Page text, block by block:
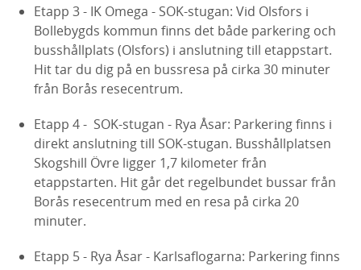
Etapp 3 - IK Omega - SOK-stugan: Vid Olsfors i
Bollebygds kommun finns det både parkering och
busshållplats (Olsfors) i anslutning till etappstart.
Hit tar du dig på en bussresa på cirka 30 minuter
från Borås resecentrum.
Etapp 4 - SOK-stugan - Rya Åsar: Parkering finns i
direkt anslutning till SOK-stugan. Busshållplatsen
Skogshill Övre ligger 1,7 kilometer från
etappstarten. Hit går det regelbundet bussar från
Borås resecentrum med en resa på cirka 20
minuter.
Etapp 5 - Rya Åsar - Karlsaflogarna: Parkering finns